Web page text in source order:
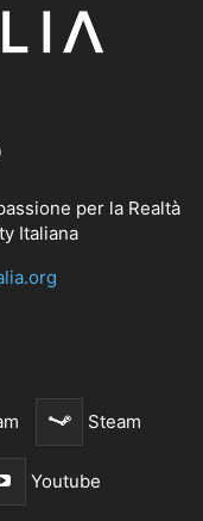
per la Realtà
Italiana
Steam
Youtube